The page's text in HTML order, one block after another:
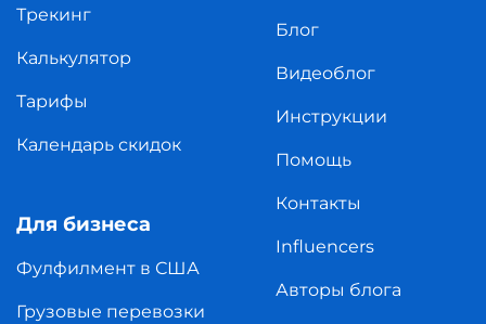
Трекинг
Калькулятор
Тарифы
Календарь скидок
Для бизнеса
Фулфилмент в США
Грузовые перевозки
Блог
Видеоблог
Инструкции
Помощь
Контакты
Influencers
Авторы блога